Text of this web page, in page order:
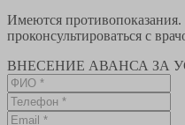
Имеются
проконсультироваться с
ВНЕСЕНИЕ АВАНСА ЗА